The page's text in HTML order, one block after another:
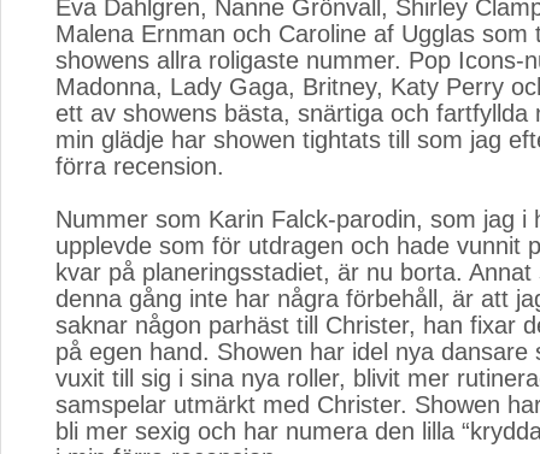
Eva Dahlgren, Nanne Grönvall, Shirley
Malena Ernman och Caroline af Ugglas som
showens allra roligaste nummer. Pop Icons-
Madonna, Lady Gaga, Britney, Katy Perry
ett av showens bästa, snärtiga och fartfyllda
min glädje har showen tightats till som jag
förra recension.
Nummer som Karin Falck-parodin, som jag i
upplevde som för utdragen och hade vunnit
kvar på planeringsstadiet, är nu borta.
denna gång inte har några förbehåll, är att
saknar någon parhäst till Christer, han fixar
på egen hand. Showen har idel nya dansare
vuxit till sig i sina nya roller, blivit mer
samspelar utmärkt med Christer. Showen
bli mer sexig och har numera den lilla